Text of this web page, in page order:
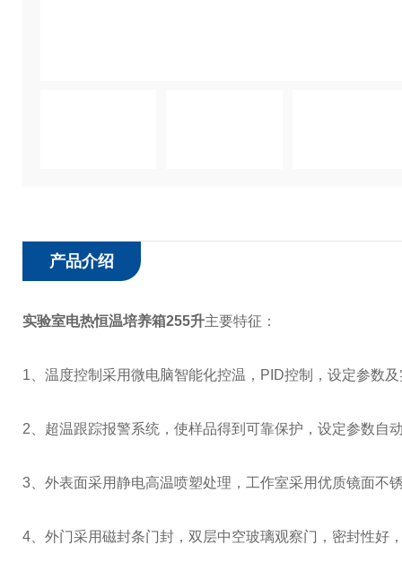
产品介绍
实验室电热恒温培养箱255升主要特征：
1、温度控制采用微电脑智能化控温，PID控制，设定参数
2、超温跟踪报警系统，使样品得到可靠保护，设定参数自
3、外表面采用静电高温喷塑处理，工作室采用优质镜面不
4、外门采用磁封条门封，双层中空玻璃观察门，密封性好